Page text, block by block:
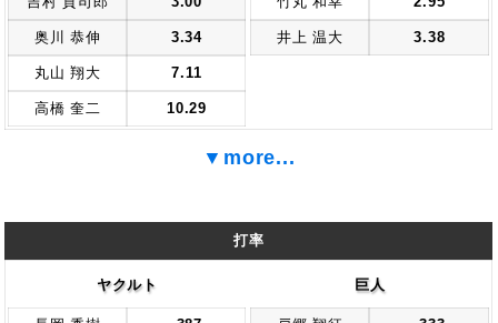
奥川 恭伸 3.34
丸山 翔大 7.11
高橋 奎二 10.29
井上 温大 3.38
▼more...
打率
ヤクルト 巨人